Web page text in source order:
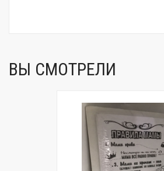
ВЫ СМОТРЕЛИ